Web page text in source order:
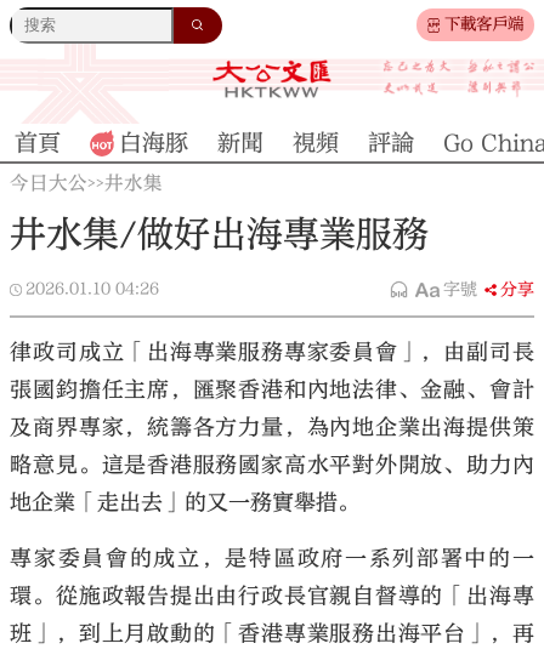
下載客戶端
首頁 白海豚 新聞 視頻 評論 Go
今日大公>>井水集
井水集/做好出海專業服務
2026.01.10 04:26 字號 分享
律政司成立「出海專業服務專家委員會」，由副司長
張國鈞擔任主席，匯聚香港和內地法律、金融、會計
及商界專家，統籌各方力量，為內地企業出海提供策
略意見。這是香港服務國家高水平對外開放、助力內
地企業「走出去」的又一務實舉措。
專家委員會的成立，是特區政府一系列部署中的一
環。從施政報告提出由行政長官親自督導的「出海專
班」，到上月啟動的「香港專業服務出海平台」，再